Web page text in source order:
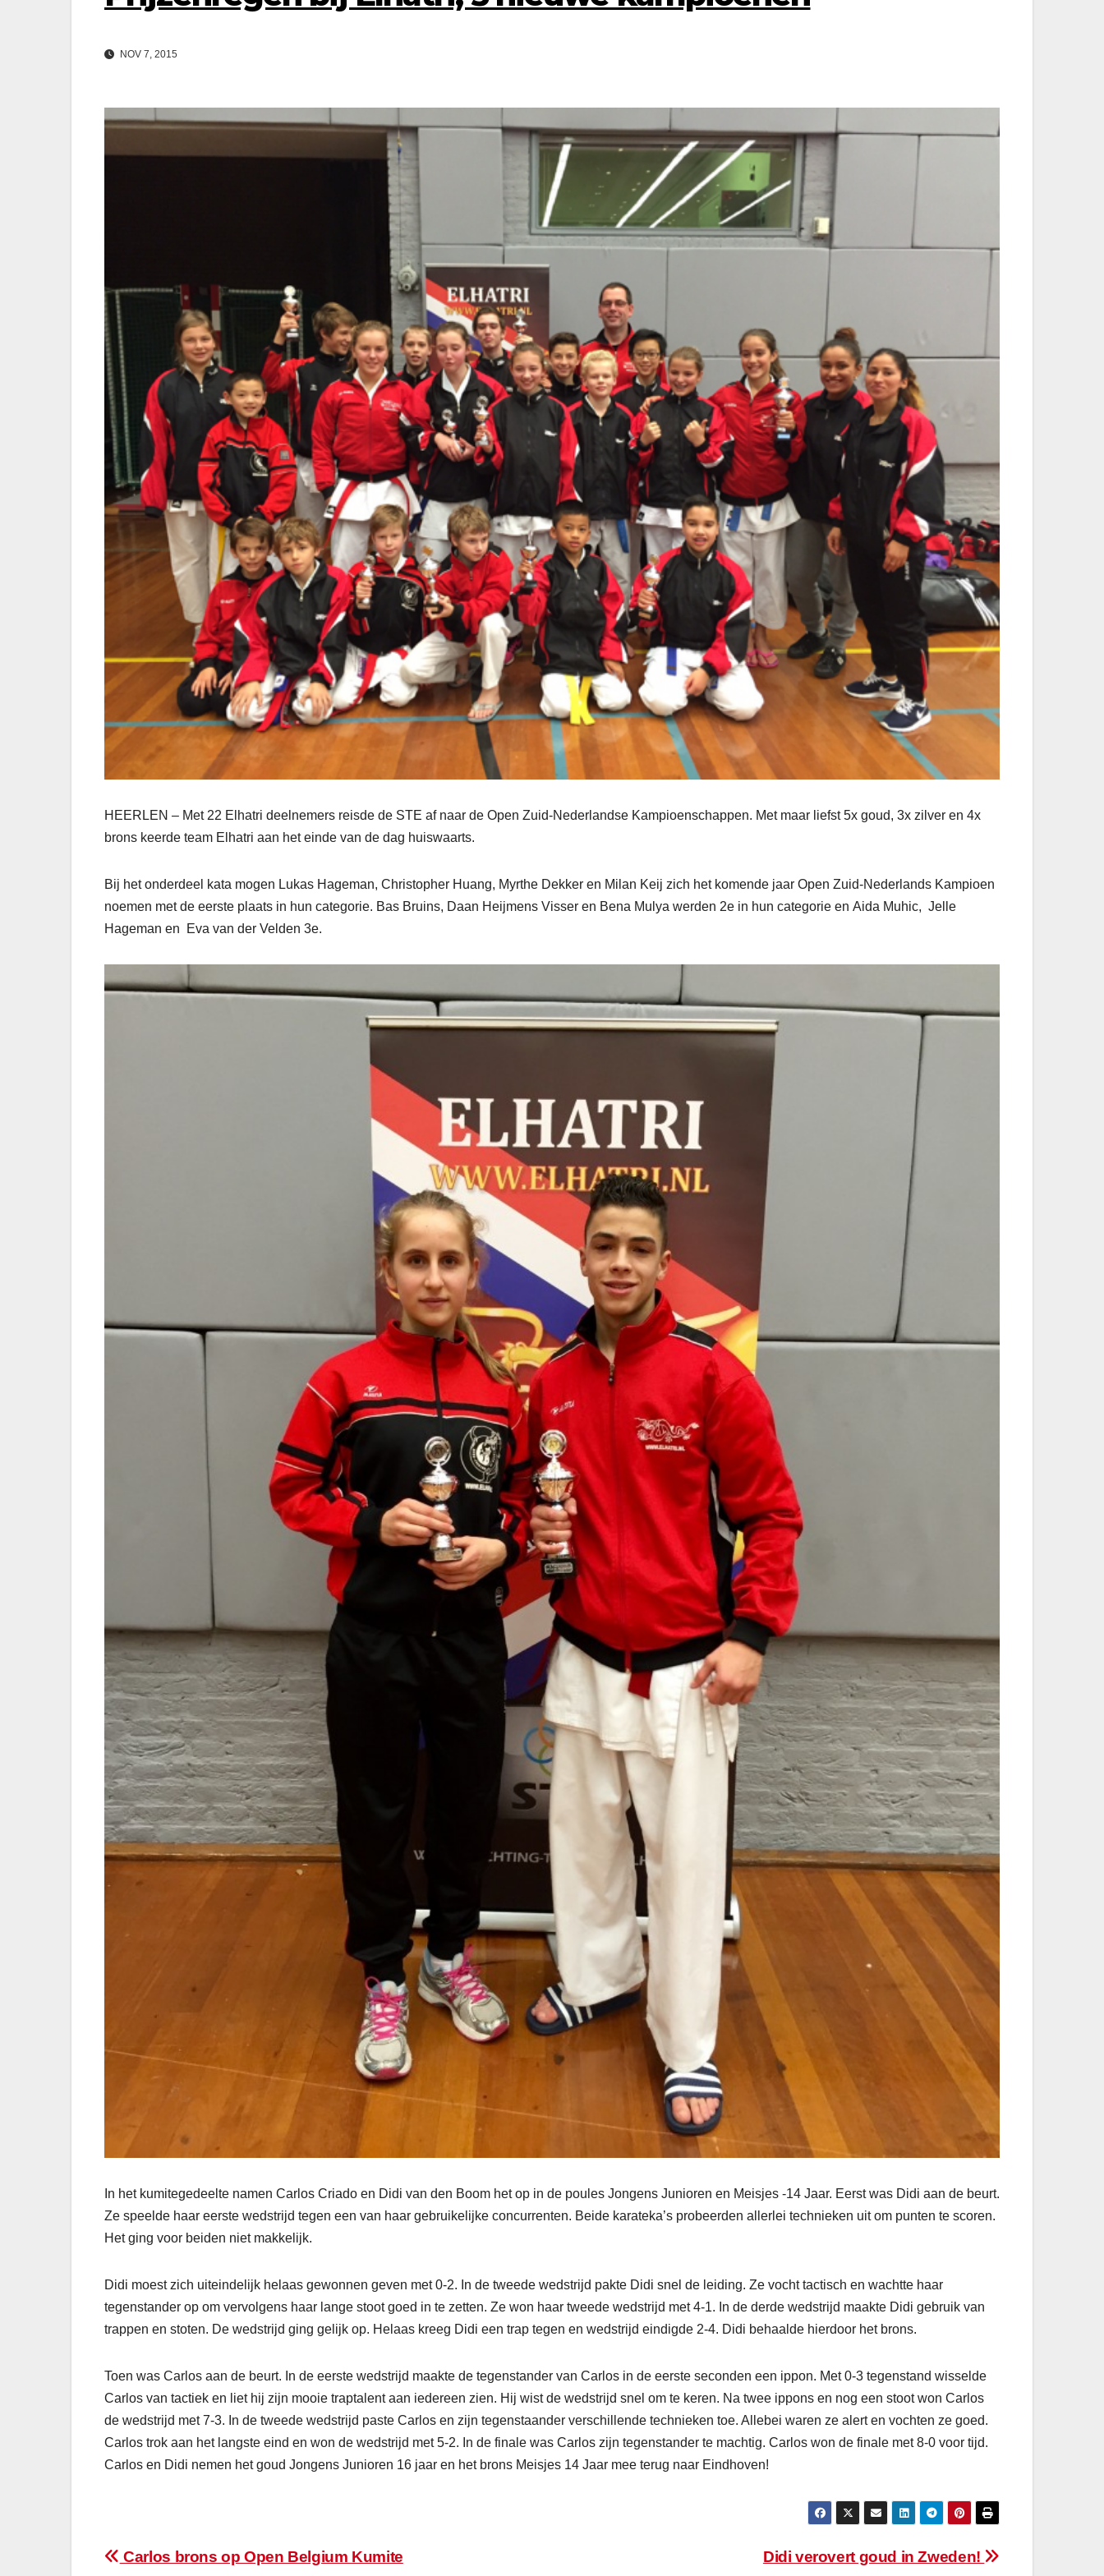
NOV 7, 2015
HEERLEN – Met 22 Elhatri deelnemers reisde de STE af naar de Open Zuid-Nederlandse Kampioenschappen. Met maar liefst 5x goud, 3x zilver en 4x
brons keerde team Elhatri aan het einde van de dag huiswaarts.
Bij het onderdeel kata mogen Lukas Hageman, Christopher Huang, Myrthe Dekker en Milan Keij zich het komende jaar Open Zuid-Nederlands Kampioen
noemen met de eerste plaats in hun categorie. Bas Bruins, Daan Heijmens Visser en Bena Mulya werden 2e in hun categorie en Aida Muhic, Jelle
Hageman en Eva van der Velden 3e.
In het kumitegedeelte namen Carlos Criado en Didi van den Boom het op in de poules Jongens Junioren en Meisjes -14 Jaar. Eerst was Didi aan de beurt.
Ze speelde haar eerste wedstrijd tegen een van haar gebruikelijke concurrenten. Beide karateka’s probeerden allerlei technieken uit om punten te scoren.
Het ging voor beiden niet makkelijk.
Didi moest zich uiteindelijk helaas gewonnen geven met 0-2. In de tweede wedstrijd pakte Didi snel de leiding. Ze vocht tactisch en wachtte haar
tegenstander op om vervolgens haar lange stoot goed in te zetten. Ze won haar tweede wedstrijd met 4-1. In de derde wedstrijd maakte Didi gebruik van
trappen en stoten. De wedstrijd ging gelijk op. Helaas kreeg Didi een trap tegen en wedstrijd eindigde 2-4. Didi behaalde hierdoor het brons.
Toen was Carlos aan de beurt. In de eerste wedstrijd maakte de tegenstander van Carlos in de eerste seconden een ippon. Met 0-3 tegenstand wisselde
Carlos van tactiek en liet hij zijn mooie traptalent aan iedereen zien. Hij wist de wedstrijd snel om te keren. Na twee ippons en nog een stoot won Carlos
de wedstrijd met 7-3. In de tweede wedstrijd paste Carlos en zijn tegenstaander verschillende technieken toe. Allebei waren ze alert en vochten ze goed.
Carlos trok aan het langste eind en won de wedstrijd met 5-2. In de finale was Carlos zijn tegenstander te machtig. Carlos won de finale met 8-0 voor tijd.
Carlos en Didi nemen het goud Jongens Junioren 16 jaar en het brons Meisjes 14 Jaar mee terug naar Eindhoven!
Bericht Didi verovert goud in Zweden!
Carlos brons op Open Belgium Kumite